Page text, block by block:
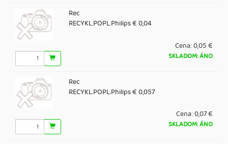
Rec
RECYKL.POPL.Philips € 0,04
Cena:0,05 €
SKLADOM: ÁNO
Rec
RECYKL.POPL.Philips € 0,057
Cena:0,07 €
SKLADOM: ÁNO